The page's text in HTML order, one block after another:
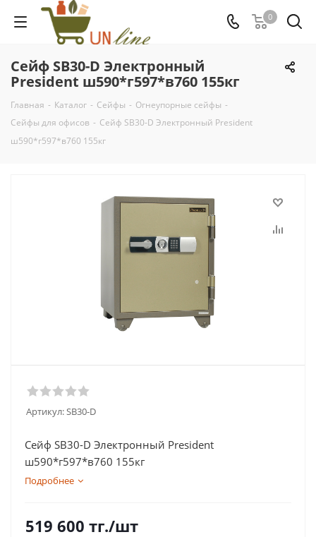
0
Сейф SB30-D Электронный
President ш590*г597*в760 155кг
Главная - Каталог - Сейфы - Огнеупорные сейфы -
Сейфы для офисов - Сейф SB30-D Электронный President
ш590*г597*в760 155кг
Артикул:SB30-D
Сейф SB30-D Электронный President
ш590*г597*в760 155кг
Подробнее
519 600 тг./шт